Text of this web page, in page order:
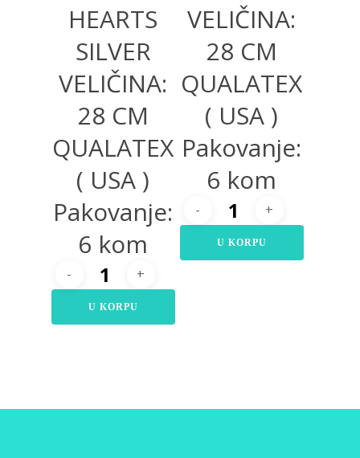
HEARTS
SILVER
VELIČINA:
28 CM
QUALATEX
( USA )
Pakovanje:
6 kom
U KORPU
VELIČINA:
28 CM
QUALATEX
( USA )
Pakovanje:
6 kom
U KORPU